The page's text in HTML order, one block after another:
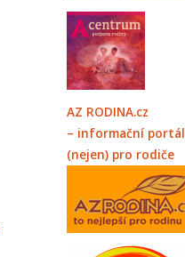
AZ RODINA.cz
– informační portál
(nejen) pro rodiče